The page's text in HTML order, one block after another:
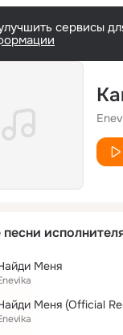
сервисы
Меня
Меня (Official